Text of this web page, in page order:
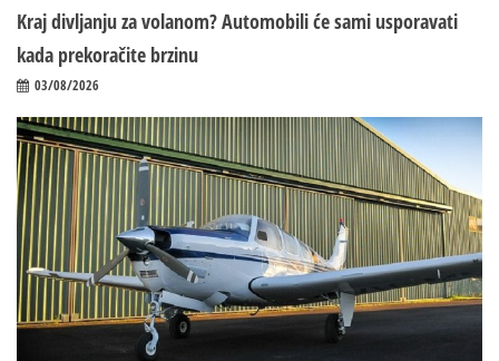
Kraj divljanju za volanom? Automobili će sami usporavati
kada prekoračite brzinu
03/08/2026